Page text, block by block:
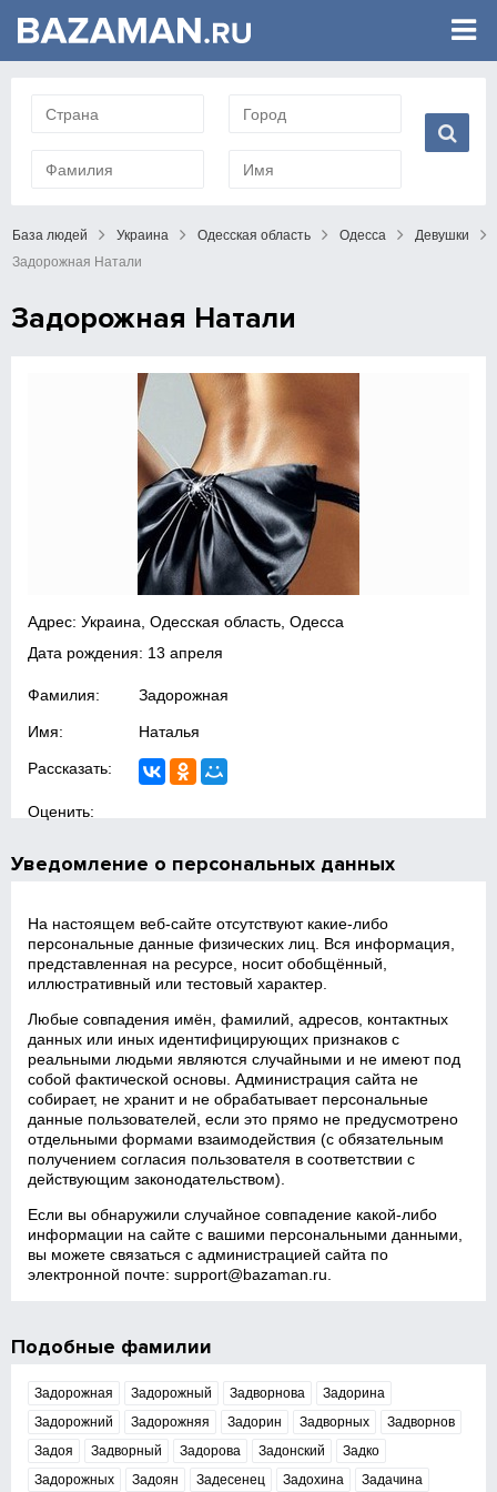
База людей Украина Одесская область Одесса
Девушки
Задорожная Натали
Задорожная Натали
Адрес: Украина, Одесская область, Одесса
Дата рождения: 13 апреля
Фамилия: Задорожная
Имя: Наталья
Рассказать:
Оценить:
Уведомление о персональных данных
На настоящем веб‑сайте отсутствуют какие‑либо
персональные данные физических лиц. Вся информация,
представленная на ресурсе, носит обобщённый,
иллюстративный или тестовый характер.
Любые совпадения имён, фамилий, адресов, контактных
данных или иных идентифицирующих признаков с
реальными людьми являются случайными и не имеют под
собой фактической основы. Администрация сайта не
собирает, не хранит и не обрабатывает персональные
данные пользователей, если это прямо не предусмотрено
отдельными формами взаимодействия (с обязательным
получением согласия пользователя в соответствии с
действующим законодательством).
Если вы обнаружили случайное совпадение какой‑либо
информации на сайте с вашими персональными данными,
вы можете связаться с администрацией сайта по
электронной почте:support@bazaman.ru
Подобные фамилии
Задорожная Задорожный Задворнова
Задорина
Задорожний
Задорожняя Задорин Задворных
Задворнов
Задоя
Задворный Задорова Задонский
Задко
Задорожных
Задоян Задесенец Задохина Задачина